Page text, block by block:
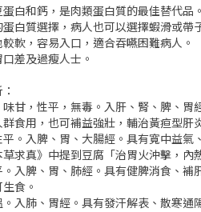
白和鈣，是肉類蛋白質的最佳替代
白質選擇，病人也可以選擇蝦滑或帶
軟，容易入口，適合吞嚥困難病人。
差及過瘦人士。
甘，性平，無毒。入肝、腎、脾、
食用，也可補益強壯，輔治黃疸型
。入脾、胃、大腸經。具有寬中益
求真》中提到豆腐「治胃火沖擊，
入脾、胃、肺經。具有健脾消食、
食。
入肺、胃經。具有發汗解表、散寒